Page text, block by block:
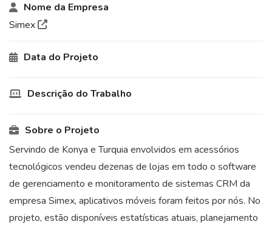
Nome da Empresa
Simex
Data do Projeto
Descrição do Trabalho
Sobre o Projeto
Servindo de Konya e Turquia envolvidos em acessórios
tecnológicos vendeu dezenas de lojas em todo o software
de gerenciamento e monitoramento de sistemas CRM da
empresa Simex, aplicativos móveis foram feitos por nós. No
projeto, estão disponíveis estatísticas atuais, planejamento